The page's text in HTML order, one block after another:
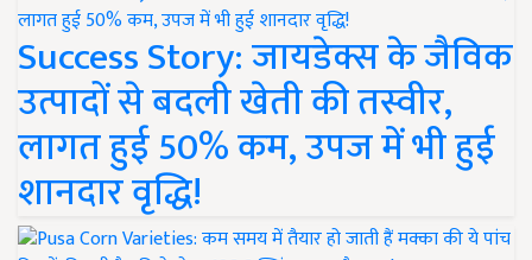
Success Story: जायडेक्स के जैविक
उत्पादों से बदली खेती की तस्वीर,
लागत हुई 50% कम, उपज में भी हुई
शानदार वृद्धि!